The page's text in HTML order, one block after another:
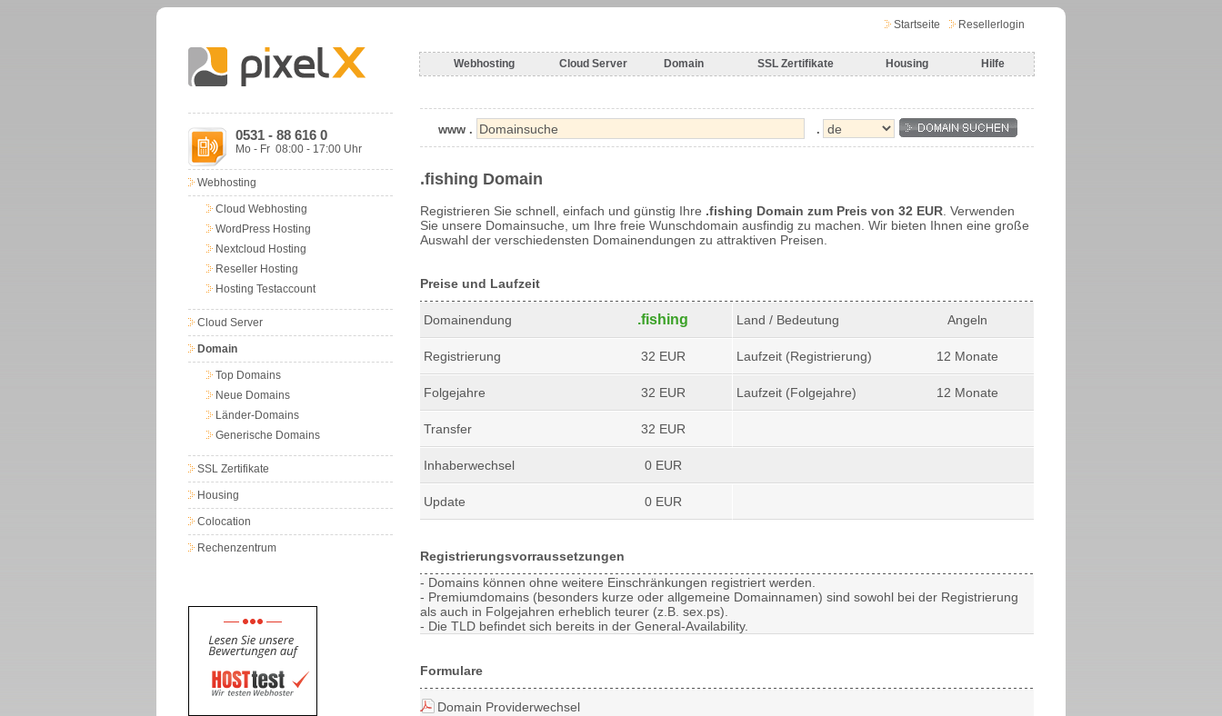
Startseite Resellerlogin
Webhosting Cloud Server Domain SSL Zertifikate Housing Hilfe
0531 - 88 616 0
Mo - Fr 08:00 - 17:00 Uhr
Webhosting
Cloud Webhosting
WordPress Hosting
Nextcloud Hosting
Reseller Hosting
Hosting Testaccount
Cloud Server
Domain
Top Domains
Neue Domains
Länder-Domains
Generische Domains
SSL Zertifikate
Housing
Colocation
Rechenzentrum
www . .
.fishing Domain
Registrieren Sie schnell, einfach und günstig Ihre .fishing Domain zum Preis von 32 EUR . Verwenden
Sie unsere Domainsuche, um Ihre freie Wunschdomain ausfindig zu machen. Wir bieten Ihnen eine große
Auswahl der verschiedensten Domainendungen zu attraktiven Preisen.
Preise und Laufzeit
Domainendung .fishing Land / Bedeutung Angeln
Registrierung 32 EUR Laufzeit (Registrierung) 12 Monate
Folgejahre 32 EUR Laufzeit (Folgejahre) 12 Monate
Transfer 32 EUR
Inhaberwechsel 0 EUR
Update 0 EUR
Registrierungsvorraussetzungen
- Domains können ohne weitere Einschränkungen registriert werden.
- Premiumdomains (besonders kurze oder allgemeine Domainnamen) sind sowohl bei der Registrierung
als auch in Folgejahren erheblich teurer (z.B. sex.ps).
- Die TLD befindet sich bereits in der General-Availability.
Formulare
Domain Providerwechsel